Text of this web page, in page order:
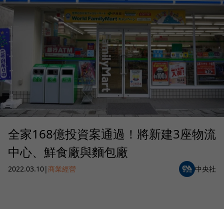
全家168億投資案通過！將新建3座物流
中心、鮮食廠與麵包廠
2022.03.10|商業經營 中央社